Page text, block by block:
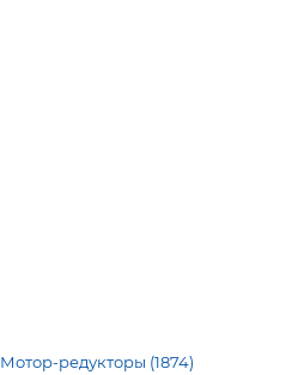
Мотор-редукторы (1874)